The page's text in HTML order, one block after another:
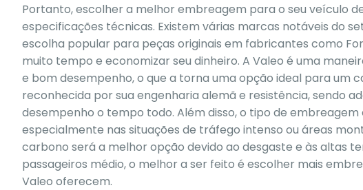
Portanto, escolher a melhor embreagem para o seu veículo
especificações técnicas. Existem várias marcas notáveis do
escolha popular para peças originais em fabricantes como
muito tempo e economizar seu dinheiro. A Valeo é uma
e bom desempenho, o que a torna uma opção ideal para um
reconhecida por sua engenharia alemã e resistência, sendo
desempenho o tempo todo. Além disso, o tipo de embreagem
especialmente nas situações de tráfego intenso ou áreas
carbono será a melhor opção devido ao desgaste e às altas
passageiros médio, o melhor a ser feito é escolher mais
Valeo oferecem.